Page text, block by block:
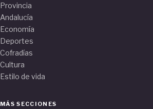
Provincia
Andalucía
Economía
Deportes
Cofradías
Cultura
Estilo de vida
MÁS SECCIONES